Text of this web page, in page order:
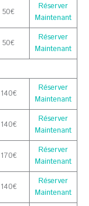
50€
Réserver
Maintenant
50€
Réserver
Maintenant
140€
Réserver
Maintenant
140€
Réserver
Maintenant
170€
Réserver
Maintenant
140€
Réserver
Maintenant